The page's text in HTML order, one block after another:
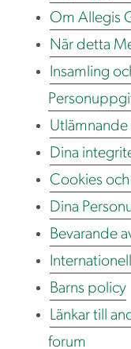
Om Allegis
När detta
Insamling
Dina
Cookies
Dina
Bevarande
Barns policy
Länkar till
forum